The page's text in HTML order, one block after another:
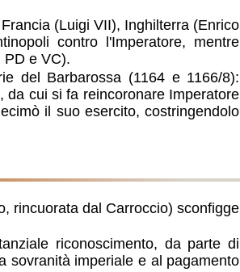
contro l'Imperatore, mentre
PD e VC).
da cui si fa reincoronare Imperatore
il suo esercito, costringendolo
rincuorata dal Carroccio) sconfigge
riconoscimento, da parte di
sovranità imperiale e al pagamento